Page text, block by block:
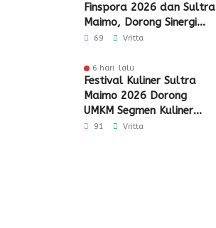
Finspora 2026 dan Sultra
Maimo, Dorong Sinergi
Industri Keuangan
69 Vritta
6 hari lalu
Festival Kuliner Sultra
Maimo 2026 Dorong
UMKM Segmen Kuliner
Perluas Akses Pasar
91 Vritta